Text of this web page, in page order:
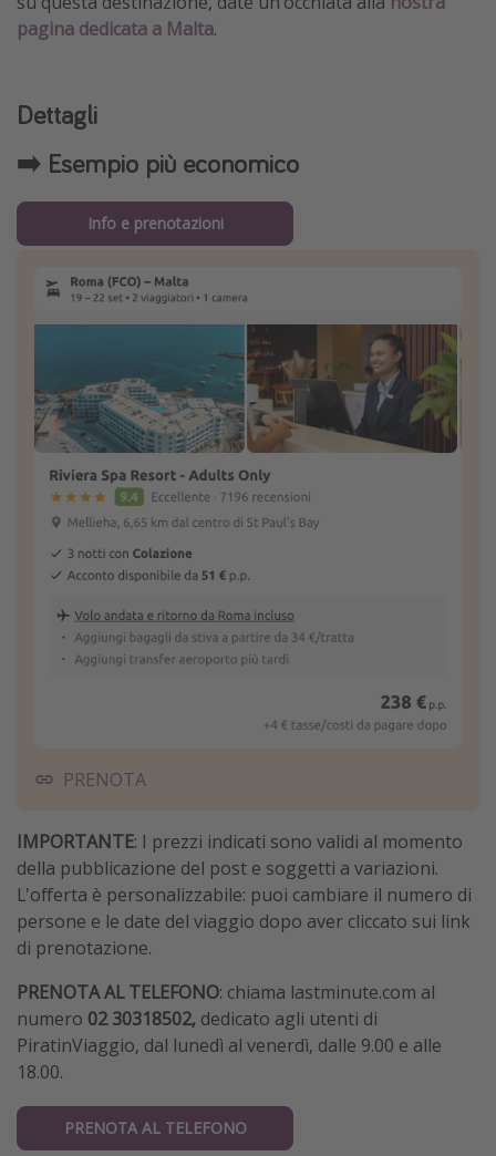
pagina dedicata a Malta.
Dettagli
➡️ Esempio più economico
Info e prenotazioni
PRENOTA
IMPORTANTE: I prezzi indicati sono validi al momento
della pubblicazione del post e soggetti a variazioni.
L'offerta è personalizzabile: puoi cambiare il numero di
persone e le date del viaggio dopo aver cliccato sui link
di prenotazione.
PRENOTA AL TELEFONO: chiama lastminute.com al
numero 02 30318502, dedicato agli utenti di
PiratinViaggio, dal lunedì al venerdì, dalle 9.00 e alle
18.00.
PRENOTA AL TELEFONO